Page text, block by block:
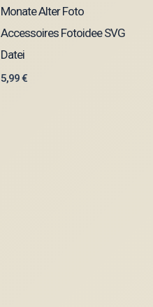
Monate Alter Foto
Accessoires Fotoidee SVG
Datei
5,99€